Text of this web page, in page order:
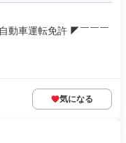
動車運転免許 ◤￣￣￣
気になる